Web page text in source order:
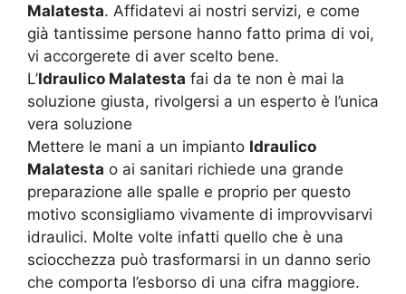
Malatesta. Affidatevi ai nostri servizi, e come
già tantissime persone hanno fatto prima di voi,
vi accorgerete di aver scelto bene.
L’Idraulico Malatesta fai da te non è mai la
soluzione giusta, rivolgersi a un esperto è l’unica
vera soluzione
Mettere le mani a un impianto Idraulico
Malatesta o ai sanitari richiede una grande
preparazione alle spalle e proprio per questo
motivo sconsigliamo vivamente di improvvisarvi
idraulici. Molte volte infatti quello che è una
sciocchezza può trasformarsi in un danno serio
che comporta l’esborso di una cifra maggiore.